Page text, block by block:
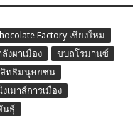
Factory เชียงใหม่
งผาเมือง
ขบถโรมานซ์
ทธิมนุษยชน
เมาส์การเมือง
นธุ์